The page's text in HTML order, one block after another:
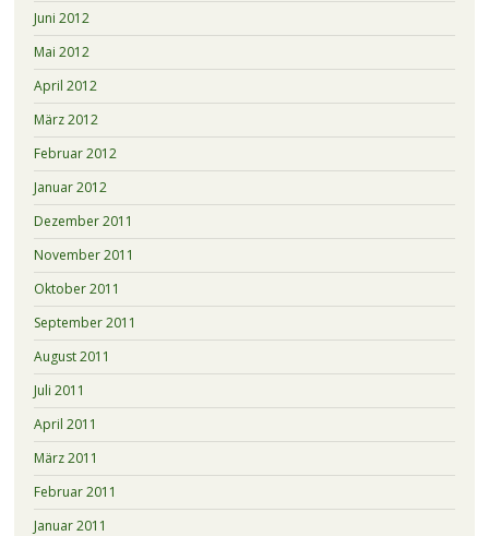
Juni 2012
Mai 2012
April 2012
März 2012
Februar 2012
Januar 2012
Dezember 2011
November 2011
Oktober 2011
September 2011
August 2011
Juli 2011
April 2011
März 2011
Februar 2011
Januar 2011